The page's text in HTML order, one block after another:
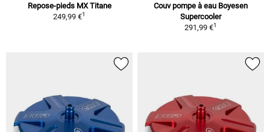
Repose-pieds MX Titane
249,99 €1
Couv pompe à eau Boyesen
Supercooler
291,99 €1